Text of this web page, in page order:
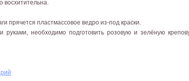
восхитительна.
прячется пластмассовое ведро из-под краски.
руками, необходимо подготовить розовую и зелёную